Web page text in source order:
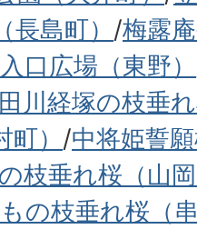
島町） /梅露
口広場（東野）
川経塚の枝垂
） /中将姫誓
枝垂れ桜（山
の枝垂れ桜（